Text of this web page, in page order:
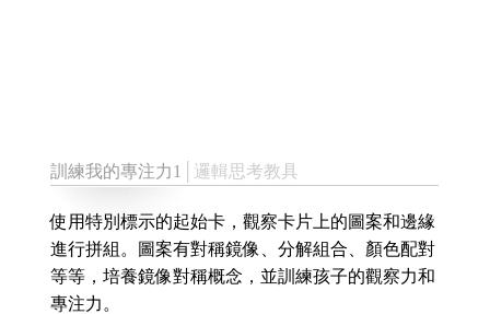
訓練我的專注力1 │邏輯思考教具
使用特別標示的起始卡，觀察卡片上的圖案和邊緣
進行拼組。圖案有對稱鏡像、分解組合、顏色配對
等等，培養鏡像對稱概念，並訓練孩子的觀察力和
專注力。